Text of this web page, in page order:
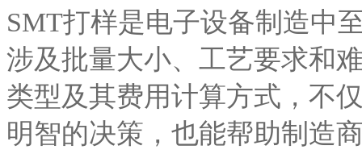
SMT打样是电子设备制造中
涉及批量大小、工艺要求和
类型及其费用计算方式，不
明智的决策，也能帮助制造